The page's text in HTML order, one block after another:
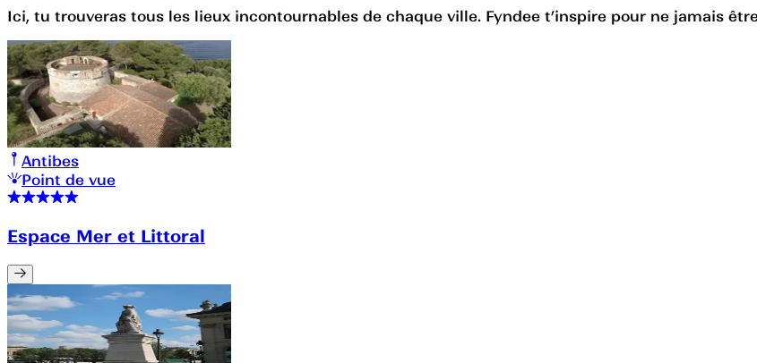
Ici, tu trouveras tous les lieux incontournables de chaque ville. Fyndee t’inspire pour ne jamais
Antibes
Point de vue
Espace Mer et Littoral